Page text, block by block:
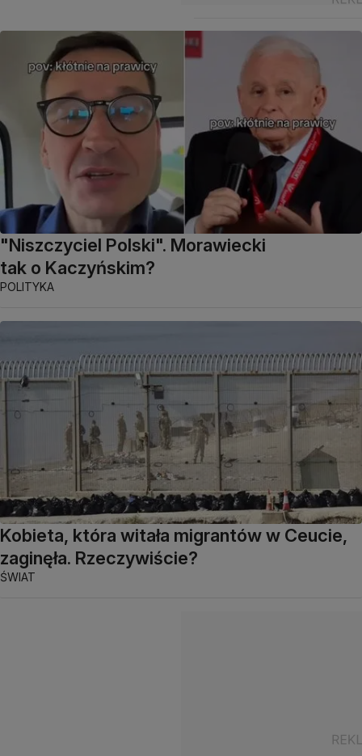
"Niszczyciel Polski". Morawiecki
tak o Kaczyńskim?
POLITYKA
Kobieta, która witała migrantów w Ceucie,
zaginęła. Rzeczywiście?
ŚWIAT